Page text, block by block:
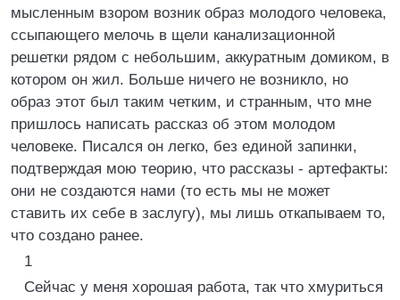
мысленным взором возник образ молодого человека,
ссыпающего мелочь в щели канализационной
решетки рядом с небольшим, аккуратным домиком, в
котором он жил. Больше ничего не возникло, но
образ этот был таким четким, и странным, что мне
пришлось написать рассказ об этом молодом
человеке. Писался он легко, без единой запинки,
подтверждая мою теорию, что рассказы - артефакты:
они не создаются нами (то есть мы не может
ставить их себе в заслугу), мы лишь откапываем то,
что создано ранее.
1
Сейчас у меня хорошая работа, так что хмуриться